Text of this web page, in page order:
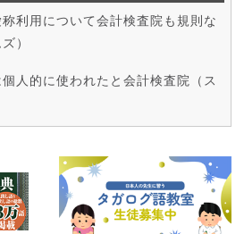
利用について会計検査院も規則な
）
人的に使われたと会計検査院（ス